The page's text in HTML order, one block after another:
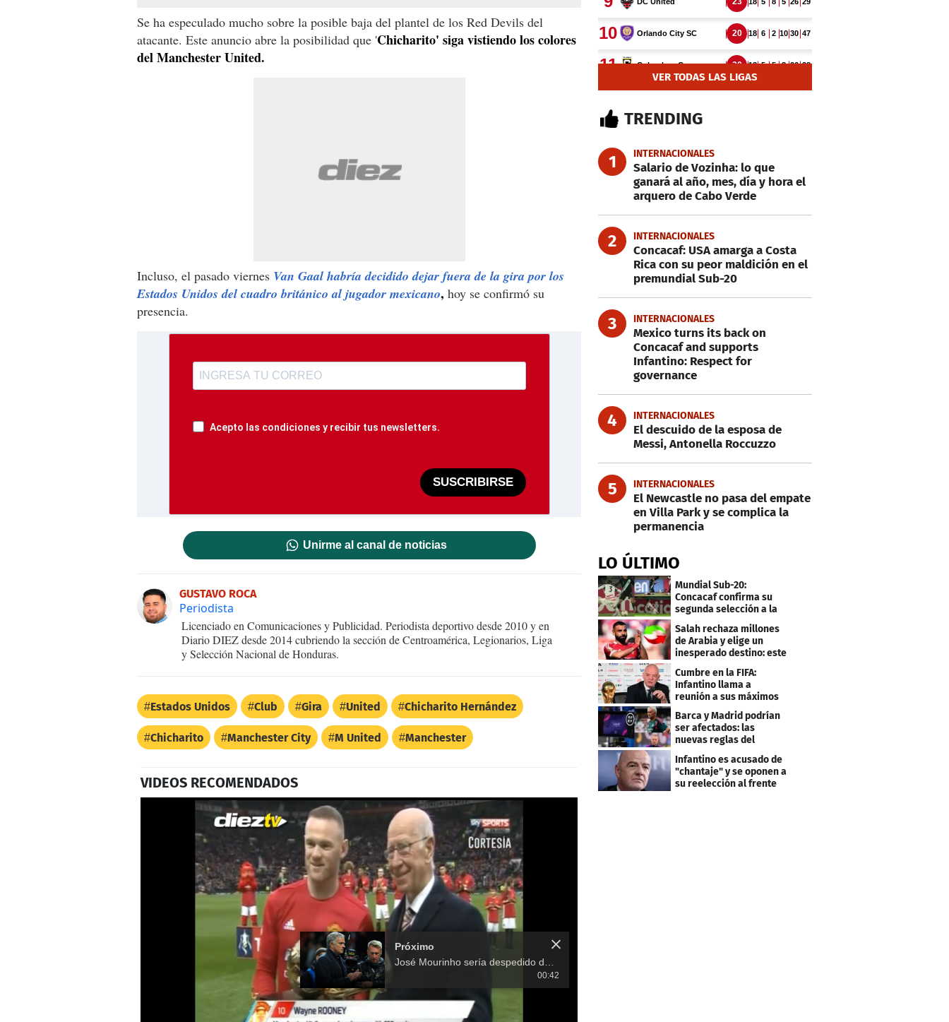
Se ha especulado mucho sobre la posible baja del plantel de los Red Devils del
atacante. Este anuncio abre la posibilidad que 'Chicharito' siga vistiendo los colores
del Manchester United.
Incluso, el pasado viernes Van Gaal habría decidido dejar fuera de la gira por los
Estados Unidos del cuadro británico al jugador mexicano, hoy se confirmó su
presencia.
Acepto las condiciones y recibir tus newsletters.
SUSCRIBIRSE
Unirme al canal de noticias
GUSTAVO ROCA
Periodista
Licenciado en Comunicaciones y Publicidad. Periodista deportivo desde 2010 y en
Diario DIEZ desde 2014 cubriendo la sección de Centroamérica, Legionarios, Liga
y Selección Nacional de Honduras.
Estados Unidos Club Gira United Chicharito Hernández
Chicharito Manchester City M United Manchester
VIDEOS RECOMENDADOS
Próximo
José Mourinho sería despedido del Manchester United aunque gane
00:42
VER TODAS LAS LIGAS
TRENDING
1 INTERNACIONALES
Salario de Vozinha: lo que
ganará al año, mes, día y hora el
arquero de Cabo Verde
2 INTERNACIONALES
Concacaf: USA amarga a Costa
Rica con su peor maldición en el
premundial Sub-20
3 INTERNACIONALES
Mexico turns its back on
Concacaf and supports
Infantino: Respect for
governance
4 INTERNACIONALES
El descuido de la esposa de
Messi, Antonella Roccuzzo
5 INTERNACIONALES
El Newcastle no pasa del empate
en Villa Park y se complica la
permanencia
LO ÚLTIMO
Mundial Sub-20:
Concacaf confirma su
segunda selección a la
Copa del Mundo 2027
Salah rechaza millones
de Arabia y elige un
inesperado destino: este
será su club
Cumbre en la FIFA:
Infantino llama a
reunión a sus máximos
Barca y Madrid podrían
ser afectados: las
nuevas reglas del
arbitraje en LaLiga
Infantino es acusado de
"chantaje" y se oponen a
su reelección al frente